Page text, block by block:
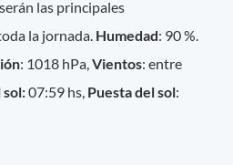
las principales
la jornada. Humedad: 90 %.
: 1018 hPa,Vientos: entre
sol:07:59 hs, Puesta del sol: